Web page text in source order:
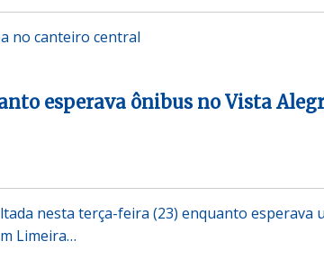
no canteiro central
esperava ônibus no Vista
nesta terça-feira (23) enquanto esperava
Limeira…